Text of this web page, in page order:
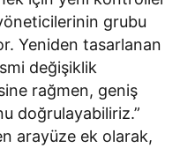
grubu
Yeniden tasarlanan
değişiklik
rağmen, geniş
doğrulayabiliriz.”
arayüze ek olarak,